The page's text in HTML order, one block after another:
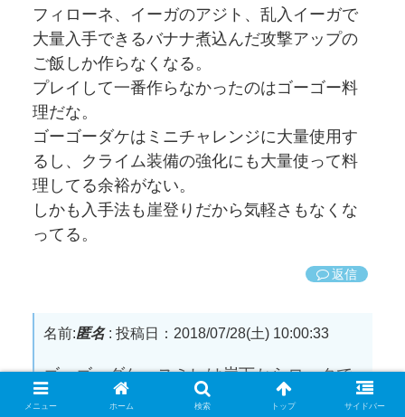
フィローネ、イーガのアジト、乱入イーガで
大量入手できるバナナ煮込んだ攻撃アップの
ご飯しか作らなくなる。
プレイして一番作らなかったのはゴーゴー料
理だな。
ゴーゴーダケはミニチャレンジに大量使用す
るし、クライム装備の強化にも大量使って料
理してる余裕がない。
しかも入手法も崖登りだから気軽さもなくな
ってる。
返信
名前:匿名: 投稿日：2018/07/28(土) 10:00:33
ゴーゴーダケ、スミレは崖下からロックで
探してソードビームでスナイプして落とす
メニュー ホーム 検索 トップ サイドバー